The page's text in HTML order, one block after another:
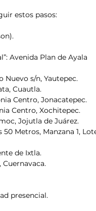
estos pasos:
Avenida Plan de Ayala
Nuevo s/n, Yautepec.
Cuautla.
Centro, Jonacatepec.
Centro, Xochitepec.
Jojutla de Juárez.
Metros, Manzana 1,
de Ixtla.
presencial.